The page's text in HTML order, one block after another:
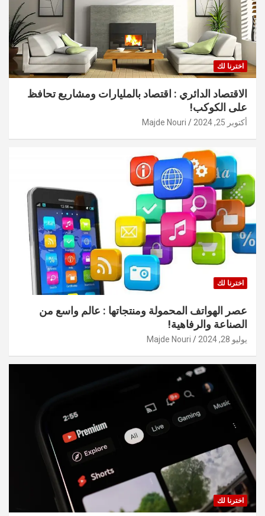
اخترنا لك
الاقتصاد الدائري : اقتصاد بالمليارات ومشاريع تحافظ
على الكوكب!
أكتوبر 25, 2024 Majde Nouri
اخترنا لك
عصر الهواتف المحمولة ومنتجاتها : عالم واسع من
الصناعة والرفاهية!
يوليو 28, 2024 Majde Nouri
اخترنا لك